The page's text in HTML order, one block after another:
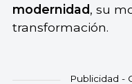
modernidad, su
transformación.